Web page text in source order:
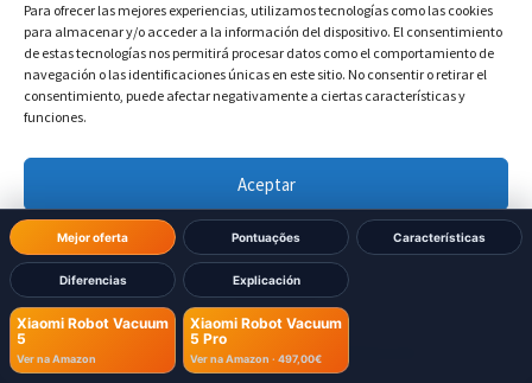
Para ofrecer las mejores experiencias, utilizamos tecnologías como las cookies
para almacenar y/o acceder a la información del dispositivo. El consentimiento
de estas tecnologías nos permitirá procesar datos como el comportamiento de
navegación o las identificaciones únicas en este sitio. No consentir o retirar el
consentimiento, puede afectar negativamente a ciertas características y
funciones.
Aceptar
Denegar
Ver preferencias
Política de cookies Política de Privacidad
Mejor oferta Pontuações Características
Diferencias Explicación
Xiaomi Robot Vacuum
5
Ver na Amazon
Xiaomi Robot Vacuum
5 Pro
Ver na Amazon · 497,00€
Xiaomi Robot Vacuum 5: 470 mm
Xiaomi Robot Vacuum 5 Pro: 470 mm
Já decidiu qual comprar?
Compre diretamente na Amazon e receba em 24-48h
com envio Prime